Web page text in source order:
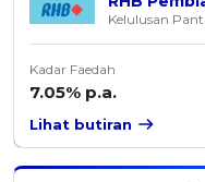
Pinjaman Kereta
Kelulusan
Kadar Faedah
7.05% p.a.
Lihat butiran